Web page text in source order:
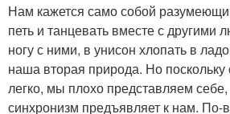
Нам кажется само собой
петь и танцевать вместе с другими
ногу с ними, в унисон хлопать в
наша вторая природа. Но поскольку
легко, мы плохо представляем
синхронизм предъявляет к нам. По-